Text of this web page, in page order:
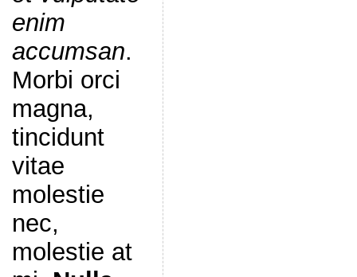
enim
accumsan.
Morbi orci
magna,
tincidunt
vitae
molestie
nec,
molestie at